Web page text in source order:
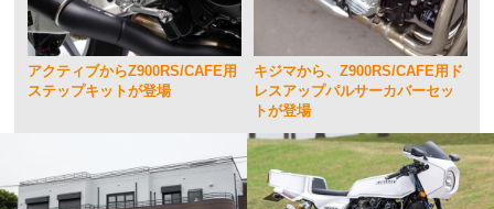
アクティブからZ900RS/CAFE用
ステップキットが登場
キジマから、Z900RS/CAFE用ド
レスアップパルサーカバーセッ
トが登場